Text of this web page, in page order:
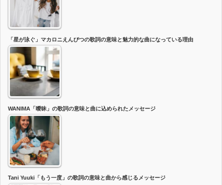
「星が泳ぐ」マカロニえんぴつの歌詞の意味と魅力的な曲になっている理由
WANIMA「曖昧」の歌詞の意味と曲に込められたメッセージ
Tani Yuuki「もう一度」の歌詞の意味と曲から感じるメッセージ